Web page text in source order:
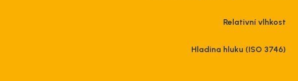
Relativní vlhkost
Hladina hluku (ISO 3746)